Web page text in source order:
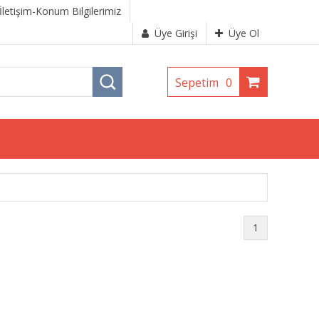
İletişim-Konum Bilgilerimiz
Üye Girişi
Üye Ol
Sepetim 0
1